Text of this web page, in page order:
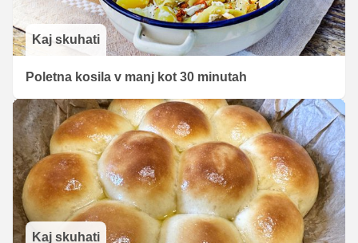
Kaj skuhati
Poletna kosila v manj kot 30 minutah
Kaj skuhati